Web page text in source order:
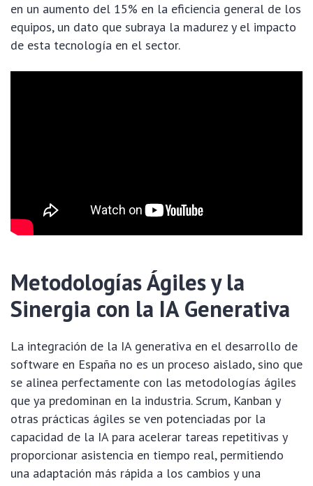
en un aumento del 15% en la eficiencia general de los
equipos, un dato que subraya la madurez y el impacto
de esta tecnología en el sector.
Metodologías Ágiles y la
Sinergia con la IA Generativa
La integración de la IA generativa en el desarrollo de
software en España no es un proceso aislado, sino que
se alinea perfectamente con las metodologías ágiles
que ya predominan en la industria. Scrum, Kanban y
otras prácticas ágiles se ven potenciadas por la
capacidad de la IA para acelerar tareas repetitivas y
proporcionar asistencia en tiempo real, permitiendo
una adaptación más rápida a los cambios y una